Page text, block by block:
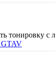
тонировку с
GTAV